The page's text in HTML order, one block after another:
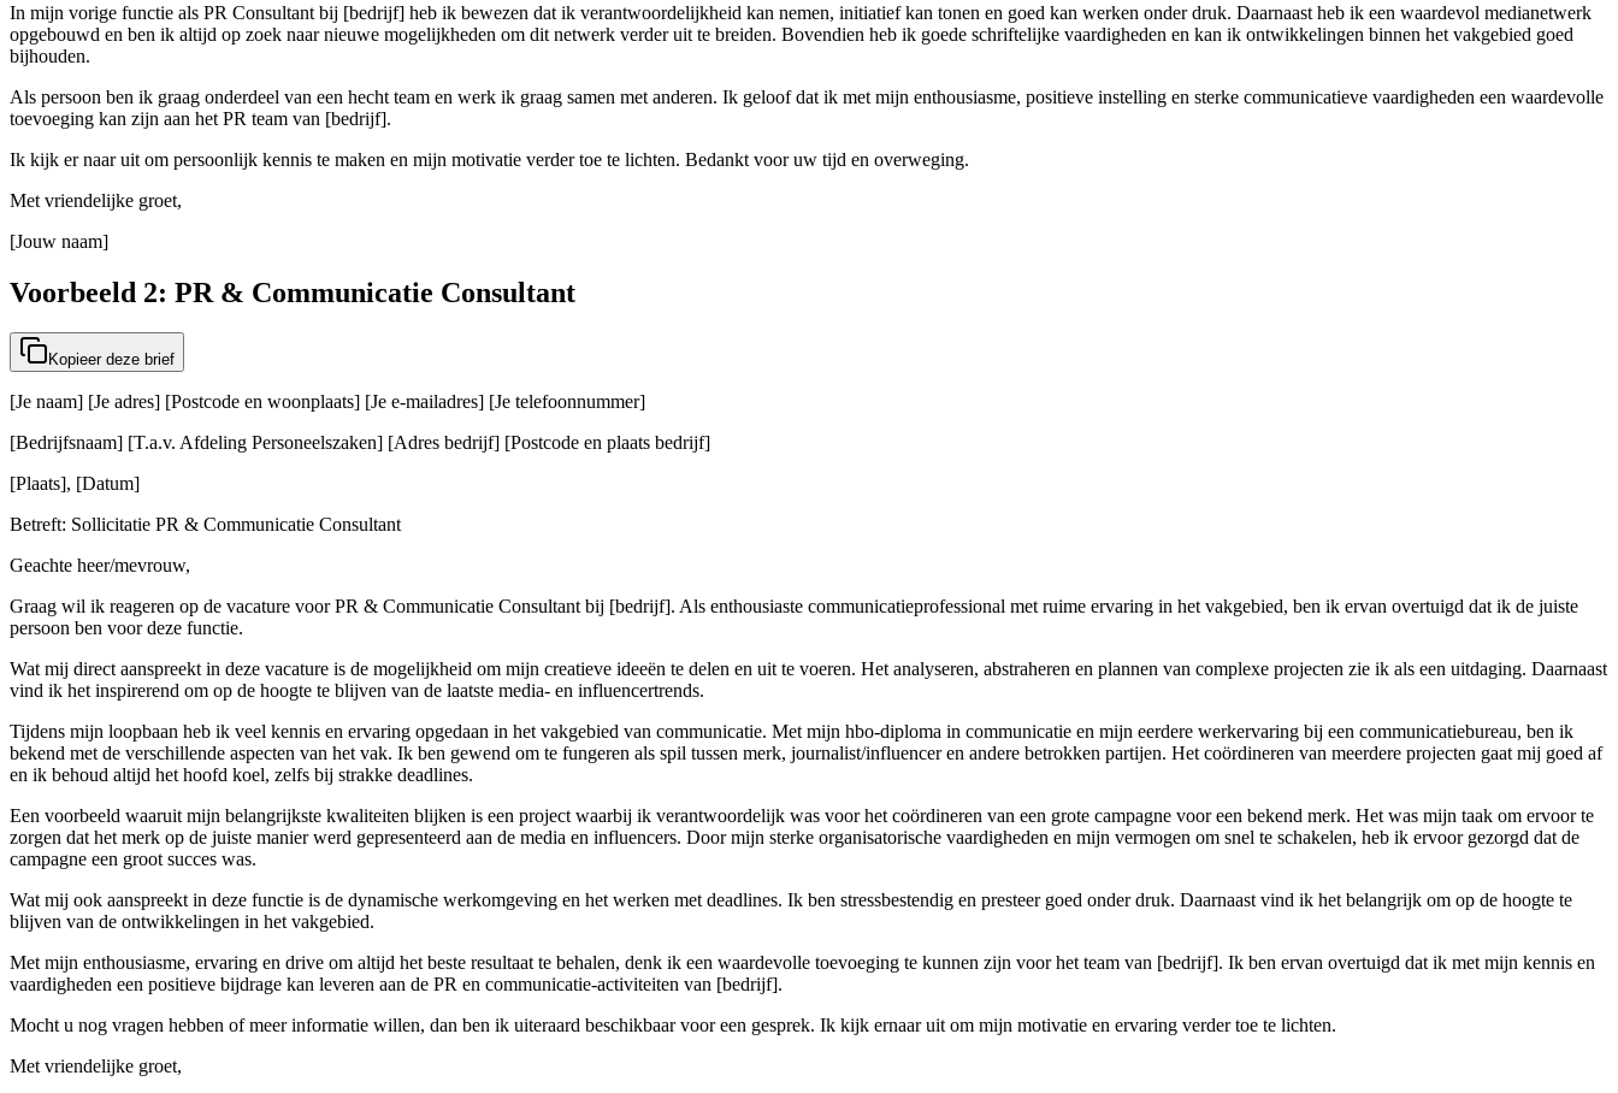
In mijn vorige functie als PR Consultant bij [bedrijf] heb ik bewezen dat ik verantwoordelijkheid kan nemen, initiatief kan tonen en goed kan werken onder druk. Daarnaast heb ik een waardevol medianetwerk
opgebouwd en ben ik altijd op zoek naar nieuwe mogelijkheden om dit netwerk verder uit te breiden. Bovendien heb ik goede schriftelijke vaardigheden en kan ik ontwikkelingen binnen het vakgebied goed
bijhouden.
Als persoon ben ik graag onderdeel van een hecht team en werk ik graag samen met anderen. Ik geloof dat ik met mijn enthousiasme, positieve instelling en sterke communicatieve vaardigheden een waardevolle
toevoeging kan zijn aan het PR team van [bedrijf].
Ik kijk er naar uit om persoonlijk kennis te maken en mijn motivatie verder toe te lichten. Bedankt voor uw tijd en overweging.
Met vriendelijke groet,
[Jouw naam]
Voorbeeld 2: PR & Communicatie Consultant
Kopieer deze brief
[Je naam] [Je adres] [Postcode en woonplaats] [Je e-mailadres] [Je telefoonnummer]
[Bedrijfsnaam] [T.a.v. Afdeling Personeelszaken] [Adres bedrijf] [Postcode en plaats bedrijf]
[Plaats], [Datum]
Betreft: Sollicitatie PR & Communicatie Consultant
Geachte heer/mevrouw,
Graag wil ik reageren op de vacature voor PR & Communicatie Consultant bij [bedrijf]. Als enthousiaste communicatieprofessional met ruime ervaring in het vakgebied, ben ik ervan overtuigd dat ik de juiste
persoon ben voor deze functie.
Wat mij direct aanspreekt in deze vacature is de mogelijkheid om mijn creatieve ideeën te delen en uit te voeren. Het analyseren, abstraheren en plannen van complexe projecten zie ik als een uitdaging. Daarnaast
vind ik het inspirerend om op de hoogte te blijven van de laatste media- en influencertrends.
Tijdens mijn loopbaan heb ik veel kennis en ervaring opgedaan in het vakgebied van communicatie. Met mijn hbo-diploma in communicatie en mijn eerdere werkervaring bij een communicatiebureau, ben ik
bekend met de verschillende aspecten van het vak. Ik ben gewend om te fungeren als spil tussen merk, journalist/influencer en andere betrokken partijen. Het coördineren van meerdere projecten gaat mij goed af
en ik behoud altijd het hoofd koel, zelfs bij strakke deadlines.
Een voorbeeld waaruit mijn belangrijkste kwaliteiten blijken is een project waarbij ik verantwoordelijk was voor het coördineren van een grote campagne voor een bekend merk. Het was mijn taak om ervoor te
zorgen dat het merk op de juiste manier werd gepresenteerd aan de media en influencers. Door mijn sterke organisatorische vaardigheden en mijn vermogen om snel te schakelen, heb ik ervoor gezorgd dat de
campagne een groot succes was.
Wat mij ook aanspreekt in deze functie is de dynamische werkomgeving en het werken met deadlines. Ik ben stressbestendig en presteer goed onder druk. Daarnaast vind ik het belangrijk om op de hoogte te
blijven van de ontwikkelingen in het vakgebied.
Met mijn enthousiasme, ervaring en drive om altijd het beste resultaat te behalen, denk ik een waardevolle toevoeging te kunnen zijn voor het team van [bedrijf]. Ik ben ervan overtuigd dat ik met mijn kennis en
vaardigheden een positieve bijdrage kan leveren aan de PR en communicatie-activiteiten van [bedrijf].
Mocht u nog vragen hebben of meer informatie willen, dan ben ik uiteraard beschikbaar voor een gesprek. Ik kijk ernaar uit om mijn motivatie en ervaring verder toe te lichten.
Met vriendelijke groet,